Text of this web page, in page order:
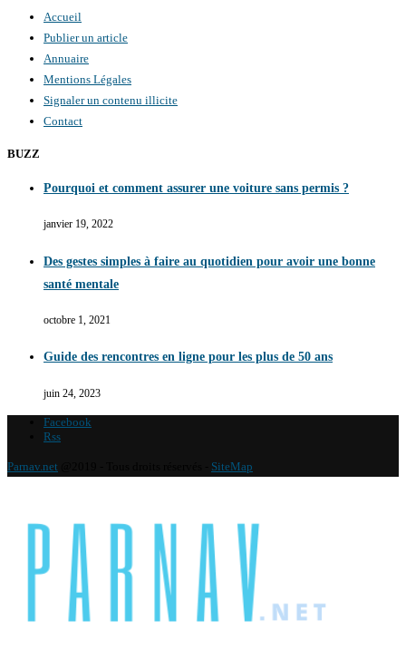
Accueil
Publier un article
Annuaire
Mentions Légales
Signaler un contenu illicite
Contact
BUZZ
Pourquoi et comment assurer une voiture sans permis ?
janvier 19, 2022
Des gestes simples à faire au quotidien pour avoir une bonne
santé mentale
octobre 1, 2021
Guide des rencontres en ligne pour les plus de 50 ans
juin 24, 2023
Facebook
Rss
Parnav.net SiteMap